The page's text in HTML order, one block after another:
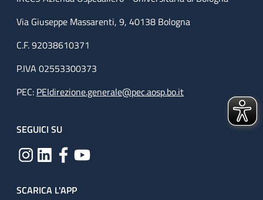
Via Giuseppe Massarenti, 9, 40138 Bologna
C.F. 92038610371
P.IVA 02553300373
PEC: PEIdirezione.generale@pec.aosp.bo.it
SEGUICI SU
SCARICA L'APP